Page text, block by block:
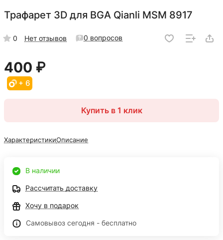
Трафарет 3D для BGA Qianli MSM 8917
0 Нет отзывов 0 вопросов
400 ₽
+ 6
Купить в 1 клик
ХарактеристикиОписание
В наличии
Рассчитать доставку
Хочу в подарок
Самовывоз сегодня - бесплатно